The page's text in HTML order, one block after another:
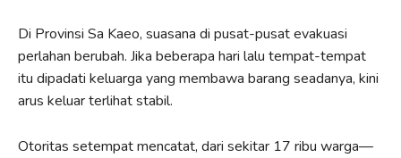
Di Provinsi Sa Kaeo, suasana di pusat-pusat evakuasi
perlahan berubah. Jika beberapa hari lalu tempat-tempat
itu dipadati keluarga yang membawa barang seadanya, kini
arus keluar terlihat stabil.
Otoritas setempat mencatat, dari sekitar 17 ribu warga—